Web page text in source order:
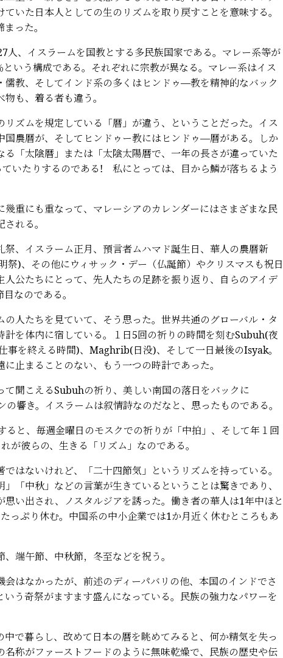
いた日本人としての生のリズムを取り戻すことを意味する。
った。
、イスラームを国教とする多民族国家である。マレー系等が
いう構成である。それぞれに宗教が異なる。マレー系はイス
儒教、そしてインド系の多くはヒンドゥ―教を精神的なバック
も、着る者も違う。
ズムを規定している「暦」が違う、ということだった。イス
国農暦が、そしてヒンドゥー教にはヒンドゥ―暦がある。しか
る「太陰暦」または「太陰太陽暦で、一年の長さが違っていた
いたりするのである! 私にとっては、目から鱗が落ちるよう
重にも重なって、マレーシアのカレンダーにはさまざまな民
れる。
、イスラーム正月、預言者ムハマド誕生日、華人の農暦新
祭)、その他にウィサック・デー（仏誕節）やクリスマスも祝日
公たちにとって、先人たちの足跡を振り返り、自らのアイデ
なのである。
人たちを見ていて、そう思った。世界共通のグローバル・タ
計を体内に宿している。１日5回の祈りの時間を刻むSubuh(夜
を終える時間)、Maghrib(日没)、そして一日最後のIsyak。
止まることのない、もう一つの時計であった。
聞こえるSubuhの祈り、美しい南国の落日をバックに
響き。イスラームは叙情詩なのだなと、思ったものである。
と、毎週金曜日のモスクでの祈りが「中拍」、そして年１回
が彼らの、生きる「リズム」なのである。
はないけれど、「二十四節気」というリズムを持っている。
「中秋」などの言葉が生きているということは驚きであり、
い出され、ノスタルジアを誘った。働き者の華人は1年中ほと
っぷり休む。中国系の中小企業では1か月近く休むところもあ
端午節、中秋節，冬至などを祝う。
はなかったが、前述のディーパバリの他、本国のインドでさ
う奇祭がますます盛んになっている。民族の強力なパワーを
で暮らし、改めて日本の暦を眺めてみると、何か精気を失っ
称がファーストフードのように無味乾燥で、民族の歴史や伝